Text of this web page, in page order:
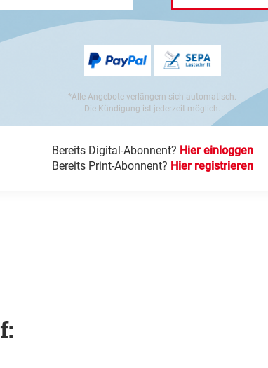
*Alle Angebote verlängern sich automatisch.
Die Kündigung ist jederzeit möglich.
Bereits Digital-Abonnent? Hier einloggen
Bereits Print-Abonnent? Hier registrieren